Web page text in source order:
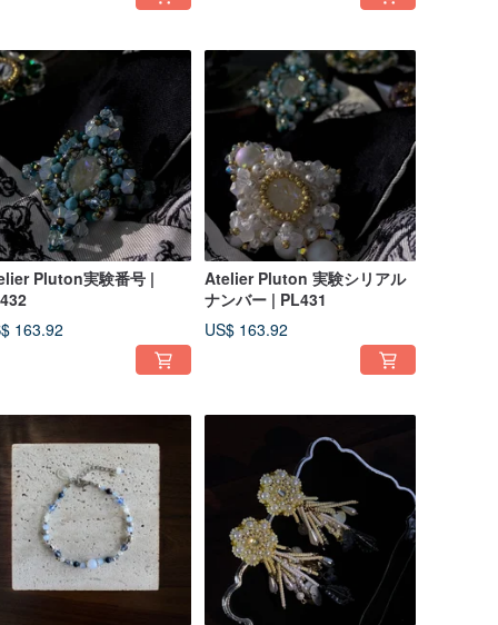
Pluton実験番号 |
163.92
Atelier Pluton 実験シリアル
ナンバー | PL431
US$ 163.92